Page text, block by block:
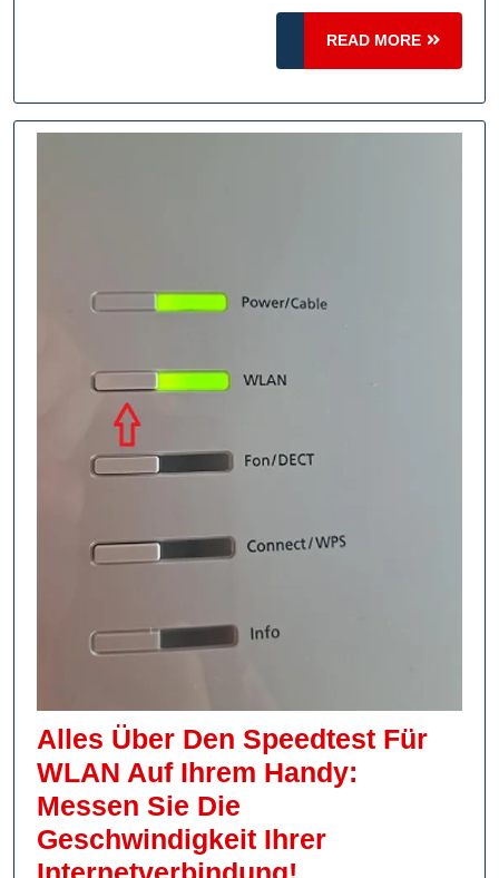
READ MORE
READ
MORE
Alles Über Den Speedtest Für
WLAN Auf Ihrem Handy:
Messen Sie Die
Geschwindigkeit Ihrer